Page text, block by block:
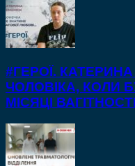
#ГЕРОЇ.
ЧОЛОВІКА, КОЛИ
МІСЯЦІ ВАГІТНОСТІ